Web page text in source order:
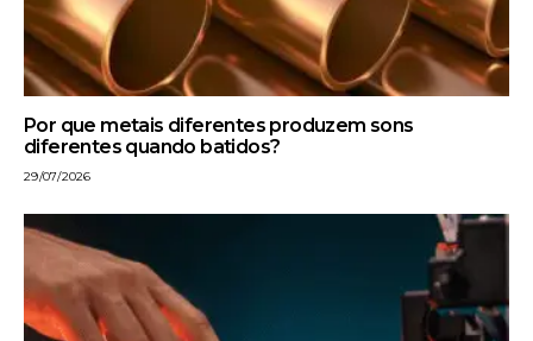
Por que metais diferentes produzem sons
diferentes quando batidos?
29/07/2026